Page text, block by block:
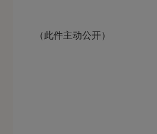
（此件主动公开）